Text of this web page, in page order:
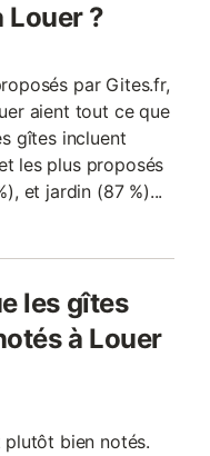
Louer ?
par Gites.fr,
aient tout ce que
gîtes incluent
les plus proposés
et jardin (87 %)...
les gîtes
à Louer
plutôt bien notés.